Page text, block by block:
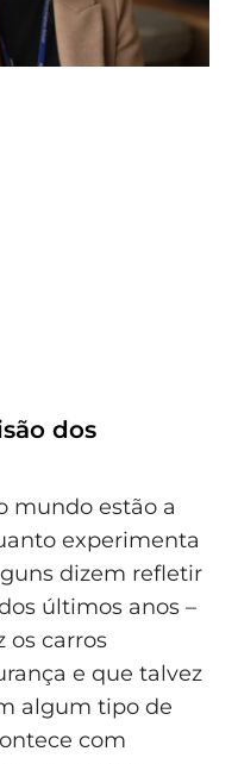
dos
mundo estão a
experimenta
dizem refletir
últimos anos –
os carros
e que talvez
algum tipo de
com